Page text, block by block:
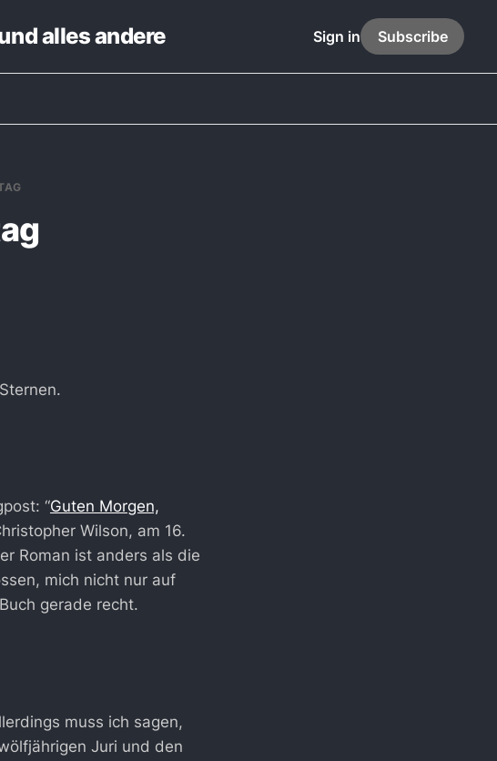
alles andere Sign in Subscribe
“Guten Morgen,
Wilson, am 16.
Roman ist anders als die
mich nicht nur auf
gerade recht.
muss ich sagen,
Juri und den